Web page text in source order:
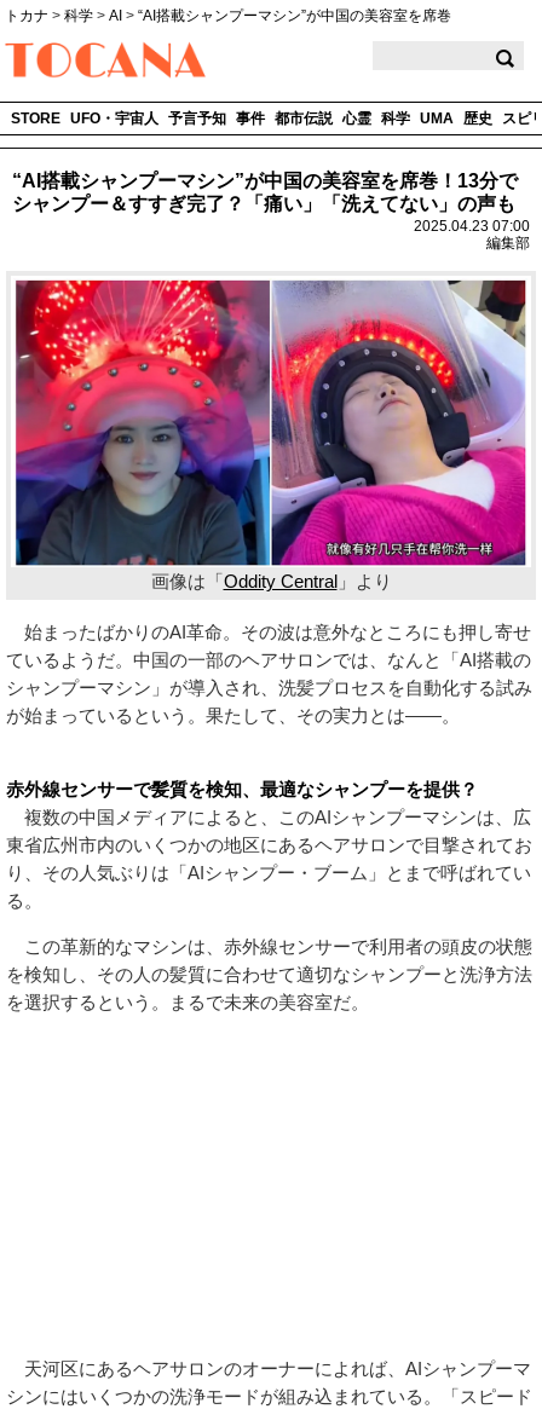
トカナ > 科学 > AI > “AI搭載シャンプーマシン”が中国の美容室を席巻
STORE UFO・宇宙人 予言予知 事件 都市伝説 心霊 科学 UMA 歴史 スピ
“AI搭載シャンプーマシン”が中国の美容室を席巻！13分で
シャンプー＆すすぎ完了？「痛い」「洗えてない」の声も
2025.04.23 07:00
編集部
画像は「Oddity Central」より
始まったばかりのAI革命。その波は意外なところにも押し寄せ
ているようだ。中国の一部のヘアサロンでは、なんと「AI搭載の
シャンプーマシン」が導入され、洗髪プロセスを自動化する試み
が始まっているという。果たして、その実力とは――。
赤外線センサーで髪質を検知、最適なシャンプーを提供？
複数の中国メディアによると、このAIシャンプーマシンは、広
東省広州市内のいくつかの地区にあるヘアサロンで目撃されてお
り、その人気ぶりは「AIシャンプー・ブーム」とまで呼ばれてい
る。
この革新的なマシンは、赤外線センサーで利用者の頭皮の状態
を検知し、その人の髪質に合わせて適切なシャンプーと洗浄方法
を選択するという。まるで未来の美容室だ。
天河区にあるヘアサロンのオーナーによれば、AIシャンプーマ
シンにはいくつかの洗浄モードが組み込まれている。「スピード